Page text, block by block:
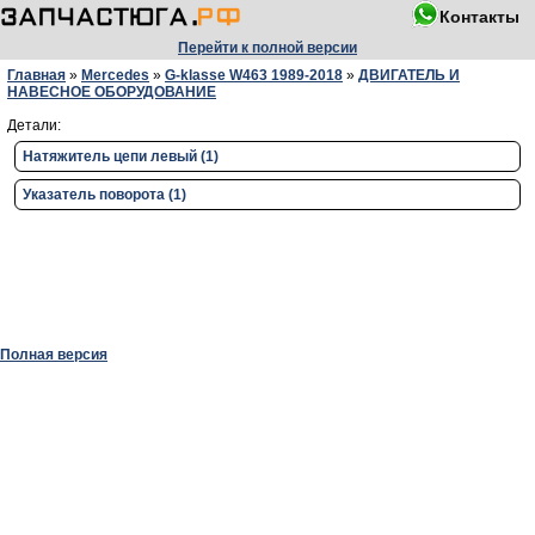
Контакты
Перейти к полной версии
Главная » Mercedes » G-klasse W463 1989-2018 » ДВИГАТЕЛЬ И
НАВЕСНОЕ ОБОРУДОВАНИЕ
Детали:
Натяжитель цепи левый (1)
Указатель поворота (1)
Полная версия